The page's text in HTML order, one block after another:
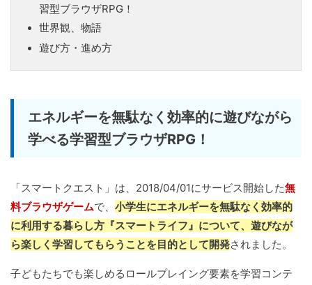
習型ブラウザRPG！
世界観、物語
遊び方・進め方
エネルギーを無駄なく効率的に遊びながら
学べる学習型ブラウザRPG！
「スマートクエスト」は、2018/04/01にサービス開始した無
料ブラウザゲームで、 小学生にエネルギーを無駄なく効率的
に利用する暮らし方『スマートライフ』について、遊びなが
ら楽しく学習してもらうことを目的として開発されました。
子どもたちでも楽しめるロールプレイング要素を学習コンテ